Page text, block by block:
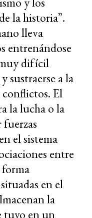
la historia”.
lleva
entrenándose
difícil
sustraerse a la
conflictos. El
la lucha o la
el sistema
entre
forma
en el
la
tuvo en un